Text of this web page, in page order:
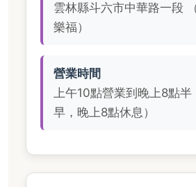
雲林縣斗六市中華路一段
樂福）
營業時間
上午10點營業到晚上8點半
早，晚上8點休息）